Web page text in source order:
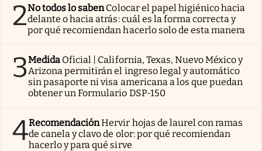
2No todos lo sabenColocar el papel higiénico hacia
delante o hacia atrás: cuál es la forma correcta y
por qué recomiendan hacerlo solo de esta manera
3Medida Oficial | California, Texas, Nuevo México y
Arizona permitirán el ingreso legal y automático
sin pasaporte ni visa americana a los que puedan
obtener un Formulario DSP-150
4RecomendaciónHervir hojas de laurel con ramas
de canela y clavo de olor: por qué recomiendan
hacerlo y para qué sirve